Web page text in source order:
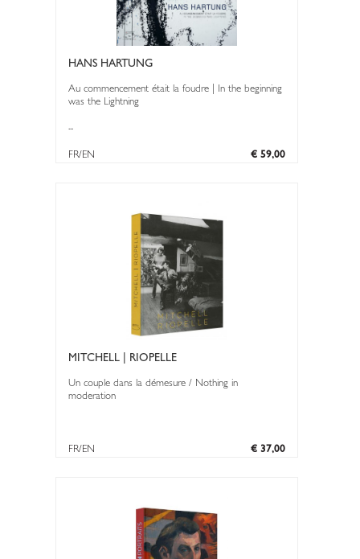
HANS HARTUNG
Au commencement était la foudre | In the beginning
was the Lightning
...
€ 59,00
FR/EN
MITCHELL | RIOPELLE
Un couple dans la démesure / Nothing in
moderation
€ 37,00
FR/EN